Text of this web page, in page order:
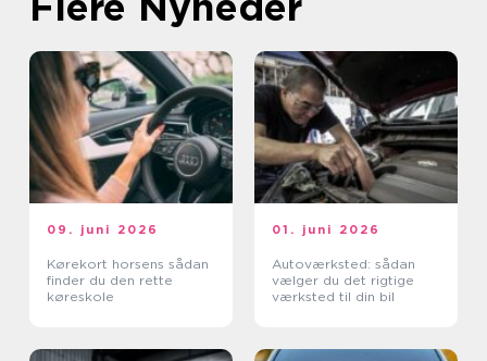
09. juni 2026
Kørekort horsens sådan
finder du den rette
køreskole
01. juni 2026
Autoværksted: sådan
vælger du det rigtige
værksted til din bil